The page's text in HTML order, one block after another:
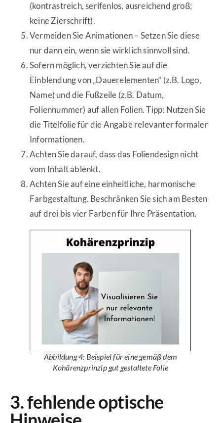
(kontrastreich, serifenlos, ausreichend groß;
keine Zierschrift).
Vermeiden Sie Animationen – Setzen Sie diese
nur dann ein, wenn sie wirklich sinnvoll sind.
Sofern möglich, verzichten Sie auf die
Einblendung von „Dauerelementen“ (z.B. Logo,
Name) und die Fußzeile (z.B. Datum,
Foliennummer) auf allen Folien. Tipp: Nutzen Sie
die Titelfolie für die Angabe relevanter formaler
Informationen.
Achten Sie darauf, dass das Foliendesign nicht
vom Inhalt ablenkt.
Achten Sie auf eine einheitliche, harmonische
Farbgestaltung. Beschränken Sie sich am Besten
auf drei bis vier Farben für Ihre Präsentation.
Abbildung 4: Beispiel für eine gemäß dem
Kohärenzprinzip gut gestaltete Folie
3. fehlende optische